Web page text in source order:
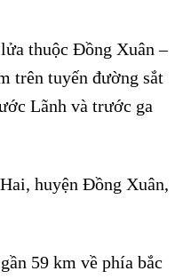
thuộc Đồng Xuân –
trên tuyến đường sắt
Lãnh và trước ga
huyện Đồng Xuân,
59 km về phía bắc